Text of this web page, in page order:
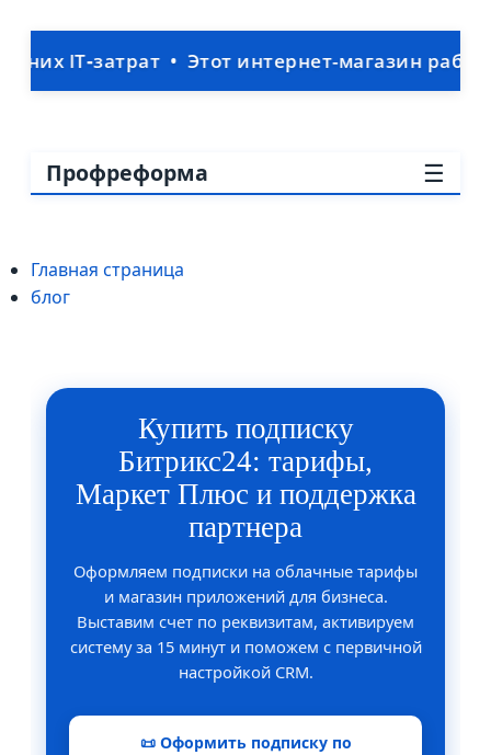
Этот интернет-магазин работает
Профреформа ☰
Главная страница
блог
Купить подписку
Битрикс24: тарифы,
Маркет Плюс и поддержка
партнера
Оформляем подписки на облачные тарифы
и магазин приложений для бизнеса.
Выставим счет по реквизитам, активируем
систему за 15 минут и поможем с первичной
настройкой CRM.
📜 Оформить подписку по